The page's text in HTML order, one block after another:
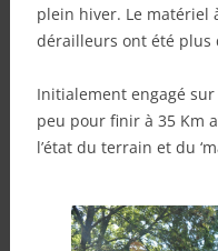
plein hiver. Le matériel
dérailleurs ont été plus
Initialement engagé
peu pour finir à 35 Km
l’état du terrain et du